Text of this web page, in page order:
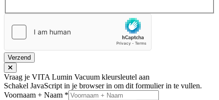
Verzend
Vraag je VITA Lumin Vacuum kleursleutel aan
Schakel JavaScript in je browser in om dit formulier in te vullen.
Voornaam + Naam *